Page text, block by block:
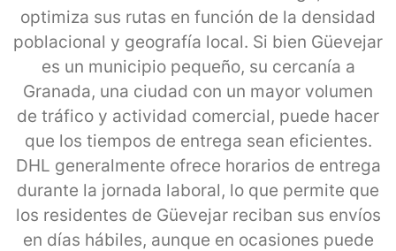
optimiza sus rutas en función de la densidad
poblacional y geografía local. Si bien Güevejar
es un municipio pequeño, su cercanía a
Granada, una ciudad con un mayor volumen
de tráfico y actividad comercial, puede hacer
que los tiempos de entrega sean eficientes.
DHL generalmente ofrece horarios de entrega
durante la jornada laboral, lo que permite que
los residentes de Güevejar reciban sus envíos
en días hábiles, aunque en ocasiones puede